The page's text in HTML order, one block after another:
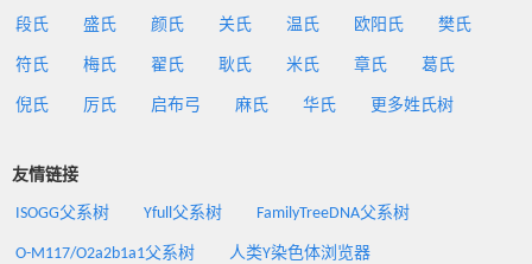
段氏 盛氏 颜氏 关氏 温氏 欧阳氏 樊氏
符氏 梅氏 翟氏 耿氏 米氏 章氏 葛氏
倪氏 厉氏 启布弓 麻氏 华氏 更多姓氏树
友情链接
ISOGG父系树 Yfull父系树 FamilyTreeDNA父系树
O-M117/O2a2b1a1父系树 人类Y染色体浏览器